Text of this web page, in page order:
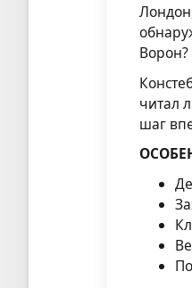
Ворон?
читал
шаг